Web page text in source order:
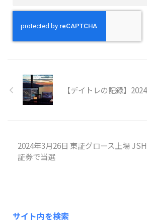
【デイトレの記録】
2024年3月26日 東証グロース上場
証券で当選
サイト内を検索